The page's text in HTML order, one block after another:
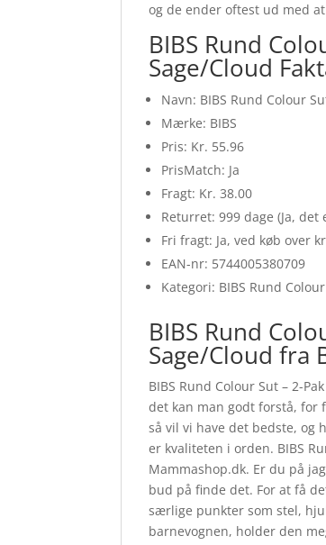
og de ender oftest ud med
BIBS Rund
Sage/Cloud
Navn: BIBS Rund Colour
Mærke: BIBS
Pris: Kr. 55.96
PrisMatch: Ja
Fragt: Kr. 38.00
Returret: 999 dage (Ja,
Fri fragt: Ja, ved køb over
EAN-nr: 5744005380709
Kategori: BIBS Rund
BIBS Rund
Sage/Cloud fra
BIBS Rund Colour Sut – 2-
det kan man godt forstå,
så vil vi have det bedste, og
er kvaliteten i orden. BIBS
Mammashop.dk. Er du på
bud på finde det. For at få
særlige punkter som stel,
barnevognen, holder den